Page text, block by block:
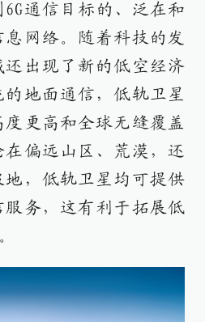
通信目标的、泛在和
网络。随着科技的发
出现了新的低空经济
地面通信，低轨卫星
更高和全球无缝覆盖
偏远山区、荒漠，还
地，低轨卫星均可提供
务，这有利于拓展低